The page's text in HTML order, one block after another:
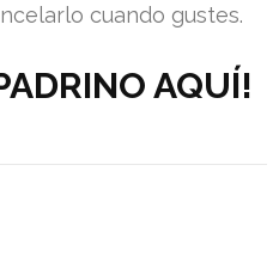
cuando gustes.
AQUÍ!